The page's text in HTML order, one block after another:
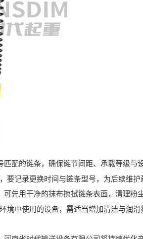
匹配的链条，确保链节间距、承载等级与
记录更换时间与链条型号，为后续维护
可先用干净的抹布擦拭链条表面，清理粉
境中使用的设备，需适当增加清洁与润